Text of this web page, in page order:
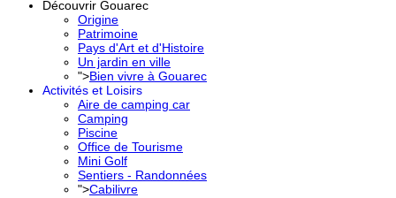
Découvrir Gouarec
Origine
Patrimoine
Pays d'Art et d'Histoire
Un jardin en ville
">Bien vivre à Gouarec
Activités et Loisirs
Aire de camping car
Camping
Piscine
Office de Tourisme
Mini Golf
Sentiers - Randonnées
">Cabilivre